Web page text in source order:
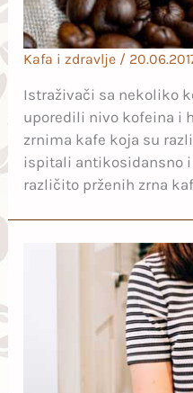
Kafa i zdravlje /
Istraživači sa nekoliko
uporedili nivo kofeina i
zrnima kafe koja su
ispitali antikosidansno
različito prženih zrna